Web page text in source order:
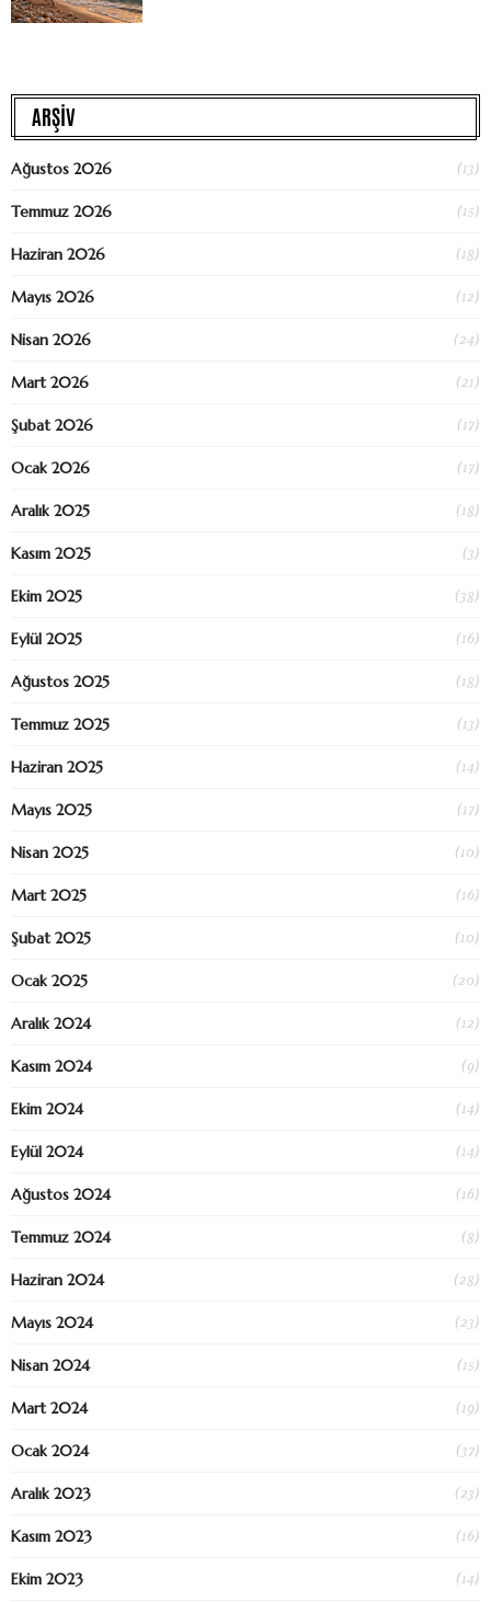
ARŞİV
Ağustos 2026 (13)
Temmuz 2026 (15)
Haziran 2026 (18)
Mayıs 2026 (12)
Nisan 2026 (24)
Mart 2026 (21)
Şubat 2026 (17)
Ocak 2026 (17)
Aralık 2025 (18)
Kasım 2025 (3)
Ekim 2025 (38)
Eylül 2025 (16)
Ağustos 2025 (18)
Temmuz 2025 (13)
Haziran 2025 (14)
Mayıs 2025 (17)
Nisan 2025 (10)
Mart 2025 (16)
Şubat 2025 (10)
Ocak 2025 (20)
Aralık 2024 (12)
Kasım 2024 (9)
Ekim 2024 (14)
Eylül 2024 (14)
Ağustos 2024 (16)
Temmuz 2024 (8)
Haziran 2024 (28)
Mayıs 2024 (23)
Nisan 2024 (15)
Mart 2024 (19)
Ocak 2024 (37)
Aralık 2023 (23)
Kasım 2023 (16)
Ekim 2023 (14)